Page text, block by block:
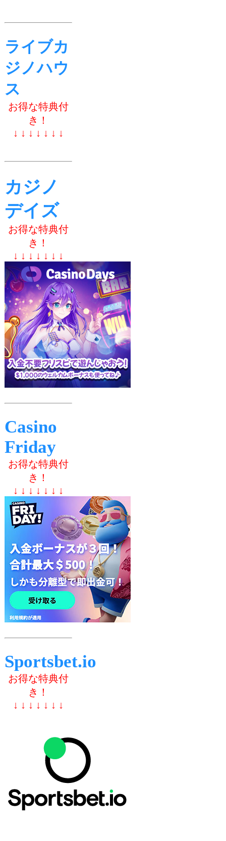
ライブカ
ジノハウ
ス
お得な特典付
き！
↓ ↓ ↓ ↓ ↓ ↓ ↓
カジノ
デイズ
お得な特典付
き！
↓ ↓ ↓ ↓ ↓ ↓ ↓
Casino
Friday
お得な特典付
き！
↓ ↓ ↓ ↓ ↓ ↓ ↓
Sportsbet.io
お得な特典付
き！
↓ ↓ ↓ ↓ ↓ ↓ ↓